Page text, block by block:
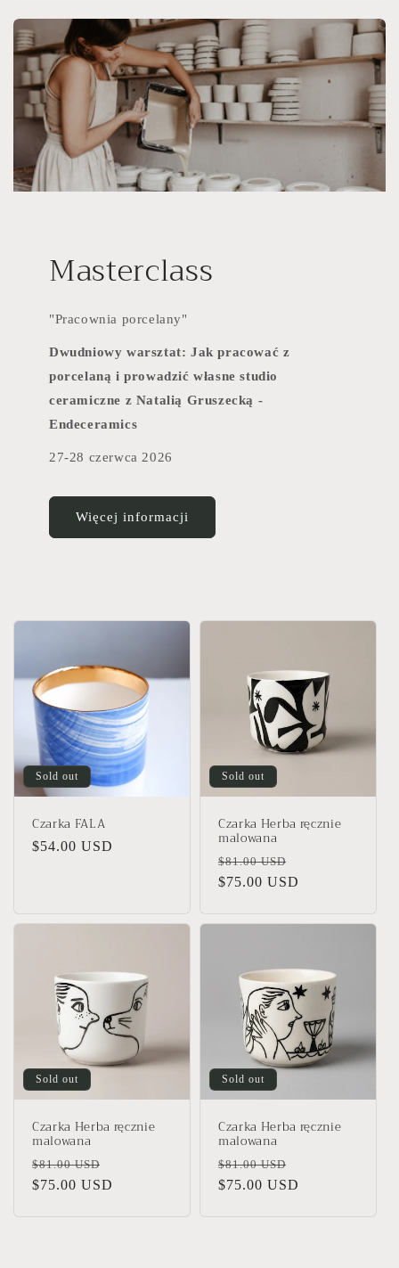
Masterclass
"Pracownia porcelany"
Dwudniowy warsztat: Jak pracować z
porcelaną i prowadzić własne studio
ceramiczne z Natalią Gruszecką -
Endeceramics
27-28 czerwca 2026
Więcej informacji
Sold out
Czarka FALA
Regular
$54.00 USD
Sold out
Czarka Herba ręcznie
malowana
Regular
price
$81.00 USD
price
$75.00 USD
Sold out
Czarka Herba ręcznie
malowana
Regular
price
$81.00 USD
price
$75.00 USD
Sold out
Czarka Herba ręcznie
malowana
Regular
price
$81.00 USD
price
$75.00 USD